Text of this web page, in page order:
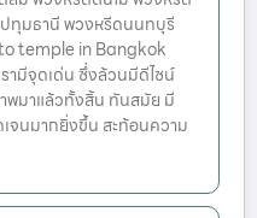
ปทุมธานี พวงหรีดนนทบุรี
temple in Bangkok
ามีจุดเด่น ซึ่งล้วนมีดีไซน์
พมาแล้วทั้งสิ้น ทันสมัย มี
จนมากยิ่งขึ้น สะท้อนความ